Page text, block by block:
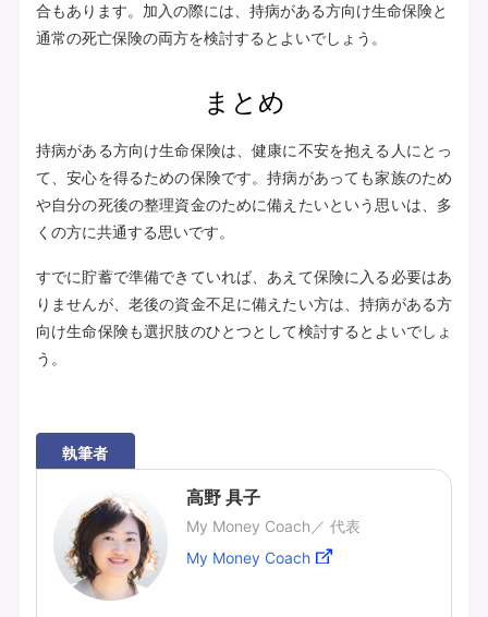
合もあります。加入の際には、持病がある方向け生命保険と
通常の死亡保険の両方を検討するとよいでしょう。
まとめ
持病がある方向け生命保険は、健康に不安を抱える人にとっ
て、安心を得るための保険です。持病があっても家族のため
や自分の死後の整理資金のために備えたいという思いは、多
くの方に共通する思いです。
すでに貯蓄で準備できていれば、あえて保険に入る必要はあ
りませんが、老後の資金不足に備えたい方は、持病がある方
向け生命保険も選択肢のひとつとして検討するとよいでしょ
う。
執筆者
高野 具子
My Money Coach／ 代表
My Money Coach